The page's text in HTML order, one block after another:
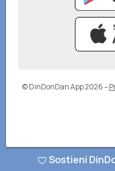
© DinDonDan App 2026–
Sostieni